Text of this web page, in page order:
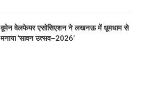
वूमेन वेलफेयर एसोसिएशन ने लखनऊ में धूमधाम से
मनाया ‘सावन उत्सव–2026’